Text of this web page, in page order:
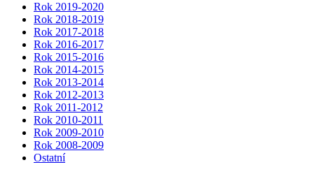
Rok 2019-2020
Rok 2018-2019
Rok 2017-2018
Rok 2016-2017
Rok 2015-2016
Rok 2014-2015
Rok 2013-2014
Rok 2012-2013
Rok 2011-2012
Rok 2010-2011
Rok 2009-2010
Rok 2008-2009
Ostatní